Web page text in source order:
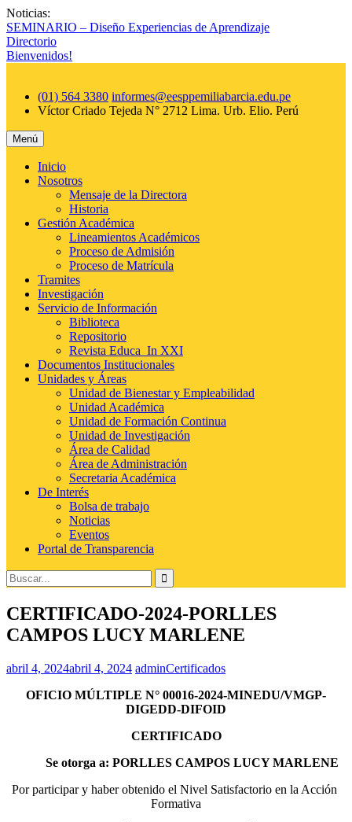
Saltar
al
contenido
Noticias:
SEMINARIO – Diseño Experiencias de Aprendizaje
Directorio
Bienvenidos!
(01) 564 3380 informes@eesppemiliabarcia.edu.pe
Víctor Criado Tejeda N° 2712 Lima. Urb. Elio. Perú
Menú
Inicio
Nosotros
Mensaje de la Directora
Historia
Gestión Académica
Lineamientos Académicos
Proceso de Admisión
Proceso de Matrícula
Tramites
Investigación
Servicio de Información
Biblioteca
Repositorio
Revista Educa_In XXI
Documentos Institucionales
Unidades y Áreas
Unidad de Bienestar y Empleabilidad
Unidad Académica
Unidad de Formación Continua
Unidad de Investigación
Área de Calidad
Área de Administración
Secretaria Académica
De Interés
Bolsa de trabajo
Noticias
Eventos
Portal de Transparencia
Buscar:
CERTIFICADO-2024-PORLLES
CAMPOS LUCY MARLENE
abril 4, 2024abril 4, 2024 adminCertificados
OFICIO MÚLTIPLE N° 00016-2024-MINEDU/VMGP-
DIGEDD-DIFOID
CERTIFICADO
Se otorga a: PORLLES CAMPOS LUCY MARLENE
Por participar y haber obtenido el Nivel Satisfactorio en la Acción
Formativa